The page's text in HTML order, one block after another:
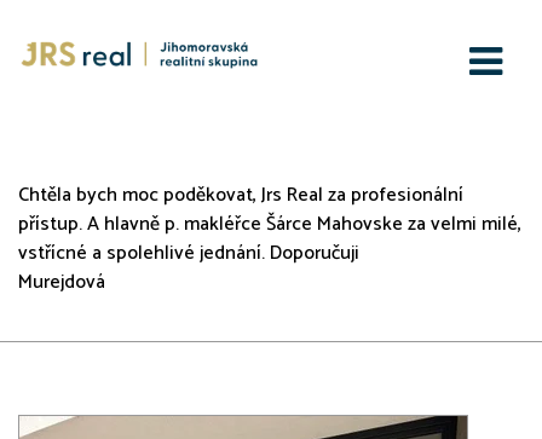
Chtěla bych moc poděkovat, Jrs Real za profesionální
přístup. A hlavně p. makléřce Šárce Mahovske za velmi milé,
vstřícné a spolehlivé jednání. Doporučuji
Murejdová